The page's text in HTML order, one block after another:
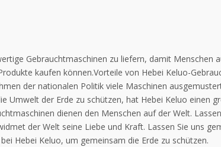
Gebrauchtmaschinen zu liefern, damit Menschen
kaufen können.Vorteile von Hebei Keluo-
der nationalen Politik viele Maschinen
Umwelt der Erde zu schützen, hat Hebei Keluo einen
dienen den Menschen auf der Welt.
der Welt seine Liebe und Kraft. Lassen Sie uns
Hebei Keluo, um gemeinsam die Erde zu schützen.